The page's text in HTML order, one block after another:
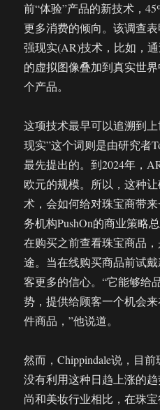
前“体验”产品的新技术，
更多消费的倾向。该调查
强现实(AR)技术，比如，
的虚拟图像叠加到真实世
个产品。
这项技术最早可以追溯到
现实”这个词则是由研究者
最先提出的。到2024年，
欧元的规模。所以，这种
术，会如何给对珠宝商带
务机构PushOn的商业策略
在购买之前查看珠宝商品
途。当在线购买商品前试
客更多的信心。“它能够给
势，提供给顾客一个机会
件商品，”他说道。
然而，Chippindale说，目
没有利用这种日趋上涨的
尚和美妆行业相比，在珠